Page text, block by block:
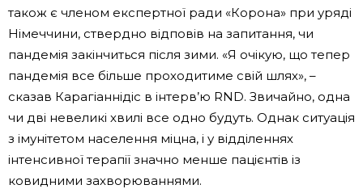
також є членом експертної ради «Корона» при уряді
Німеччини, ствердно відповів на запитання, чи
пандемія закінчиться після зими. «Я очікую, що тепер
пандемія все більше проходитиме свій шлях», –
сказав Карагіаннідіс в інтерв’ю RND. Звичайно, одна
чи дві невеликі хвилі все одно будуть. Однак ситуація
з імунітетом населення міцна, і у відділеннях
інтенсивної терапії значно менше пацієнтів із
ковидними захворюваннями.